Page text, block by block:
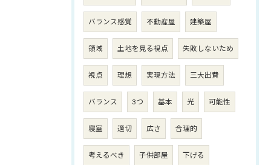
バランス感覚 不動産屋 建築屋
領域 土地を見る視点 失敗しないため
視点 理想 実現方法 三大出費
バランス 3つ 基本 光 可能性
寝室 適切 広さ 合理的
考えるべき 子供部屋 下げる